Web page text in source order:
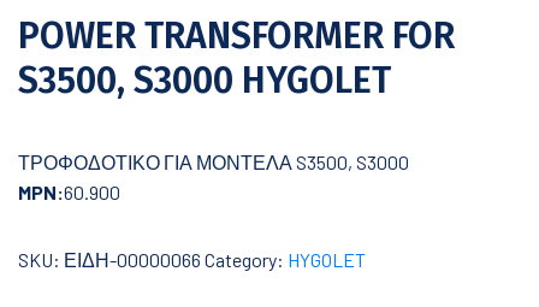
POWER TRANSFORMER FOR
S3500, S3000 HYGOLET
ΤΡΟΦΟΔΟΤΙΚΟ ΓΙΑ ΜΟΝΤΕΛΑ S3500, S3000
MPN:60.900
SKU: ΕΙΔΗ-00000066 Category: HYGOLET